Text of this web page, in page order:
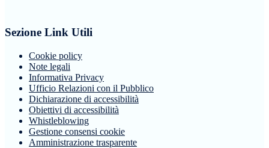
Sezione Link Utili
Cookie policy
Note legali
Informativa Privacy
Ufficio Relazioni con il Pubblico
Dichiarazione di accessibilità
Obiettivi di accessibilità
Whistleblowing
Gestione consensi cookie
Amministrazione trasparente